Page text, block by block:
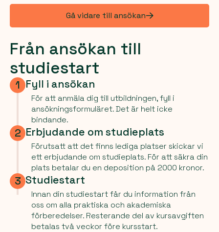
Gå vidare till ansökan
Från ansökan till
studiestart
1 Fyll i ansökan
För att anmäla dig till utbildningen, fyll i
ansökningsformuläret. Det är helt icke
bindande.
2 Erbjudande om studieplats
Förutsatt att det finns lediga platser skickar vi
ett erbjudande om studieplats. För att säkra din
plats betalar du en deposition på 2000 kronor.
3 Studiestart
Innan din studiestart får du information från
oss om alla praktiska och akademiska
förberedelser. Resterande del av kursavgiften
betalas två veckor före kursstart.